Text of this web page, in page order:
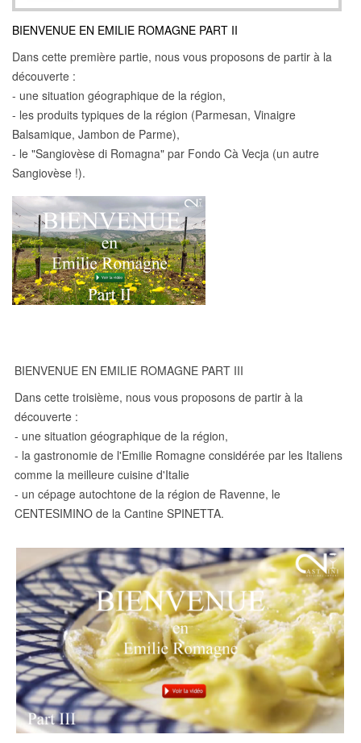
BIENVENUE EN EMILIE ROMAGNE PART II
Dans cette première partie, nous vous proposons de partir à la
découverte :
- une situation géographique de la région,
- les produits typiques de la région (Parmesan, Vinaigre
Balsamique, Jambon de Parme),
- le "Sangiovèse di Romagna" par Fondo Cà Vecja (un autre
Sangiovèse !).
BIENVENUE EN EMILIE ROMAGNE PART III
Dans cette troisième, nous vous proposons de partir à la
découverte :
- une situation géographique de la région,
- la gastronomie de l'Emilie Romagne considérée par les Italiens
comme la meilleure cuisine d'Italie
- un cépage autochtone de la région de Ravenne, le
CENTESIMINO de la Cantine SPINETTA.